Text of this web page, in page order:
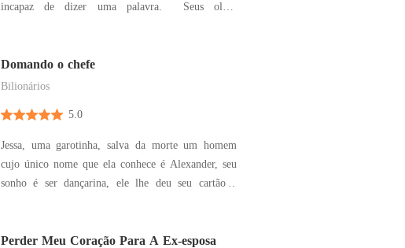
incapaz de dizer uma palavra. Seus olhos
"Diga o que quer direito, ou vou embora e te deixo
assim." Na
Domando o chefe
Bilionários
5.0
Jessa, uma garotinha, salva da morte um homem
cujo único nome que ela conhece é Alexander, seu
sonho é ser dançarina, ele lhe deu seu cartão e
esperava, foi doloroso, ruinoso, sua flor ficou sem
Perder Meu Coração Para A Ex-esposa